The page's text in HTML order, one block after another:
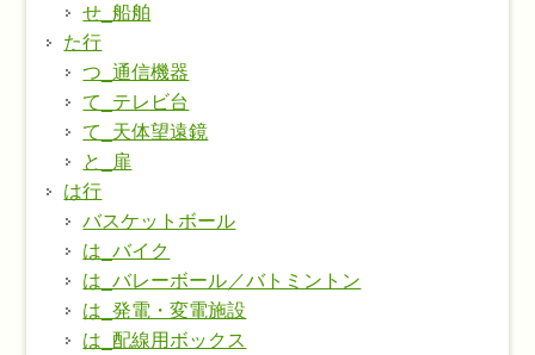
せ_船舶
た行
つ_通信機器
て_テレビ台
て_天体望遠鏡
と_扉
は行
バスケットボール
は_バイク
は_バレーボール／バトミントン
は_発電・変電施設
は_配線用ボックス